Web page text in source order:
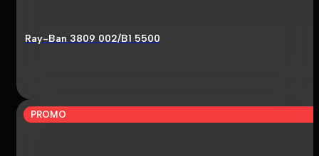
Ray-Ban 3809 002/B1 5500
PROMO